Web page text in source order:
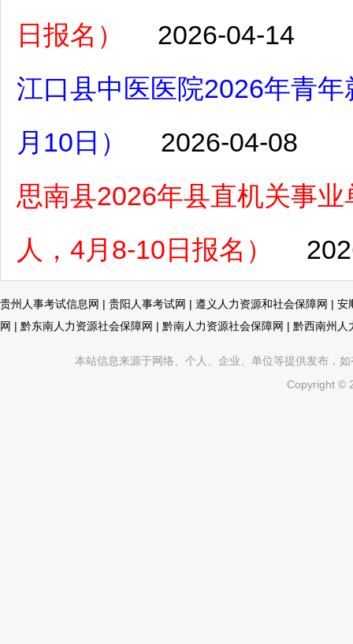
日报名）
2026-04-14
江口县中医医院2026年青
月10日）
2026-04-08
思南县2026年县直机关事
人，4月8-10日报名）
贵州人事考试信息网 | 贵阳人事考试网 | 遵义人力资源和社会保障网 | 安
网 | 黔东南人力资源社会保障网 | 黔南人力资源社会保障网 | 黔西南州人
本站信息来源于网络、个人、企业、单位等提供发布，
Copyright ©